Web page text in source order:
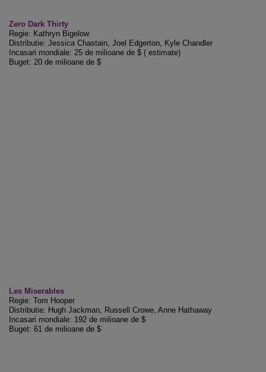
Zero Dark Thirty
Regie: Kathryn Bigelow
Distributie: Jessica Chastain, Joel Edgerton, Kyle Chandler
Incasari mondiale: 25 de milioane de $ ( estimate)
Buget: 20 de milioane de $
Les Miserables
Regie: Tom Hooper
Distributie: Hugh Jackman, Russell Crowe, Anne Hathaway
Incasari mondiale: 192 de milioane de $
Buget: 61 de milioane de $